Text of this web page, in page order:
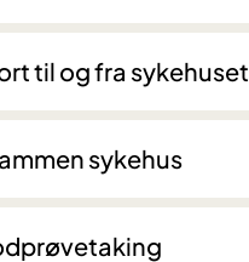
til og fra sykehuset
sykehus